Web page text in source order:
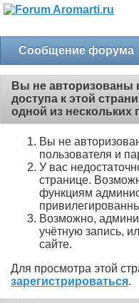
Сообщение форума
Вы не авторизованы
доступа к этой
одной из нескольких
Вы не
пользователя и
У вас
странице.
функциям
Возможно,
учётную запись,
сайте.
Для просмотра этой
зарегистрироваться.